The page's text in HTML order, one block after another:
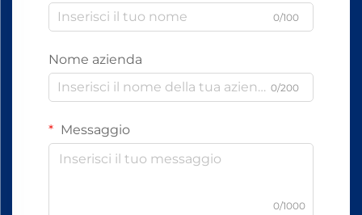
0/100
Nome azienda
0/200
Messaggio
0/1000